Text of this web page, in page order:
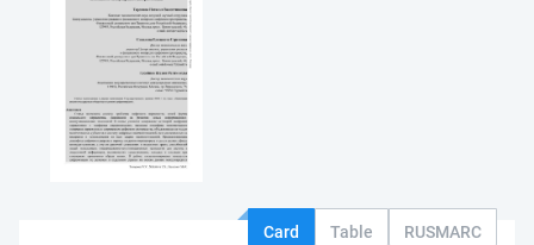
Card Table RUSMARC